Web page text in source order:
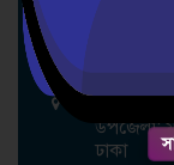
উপজেলা:
ঢাকা